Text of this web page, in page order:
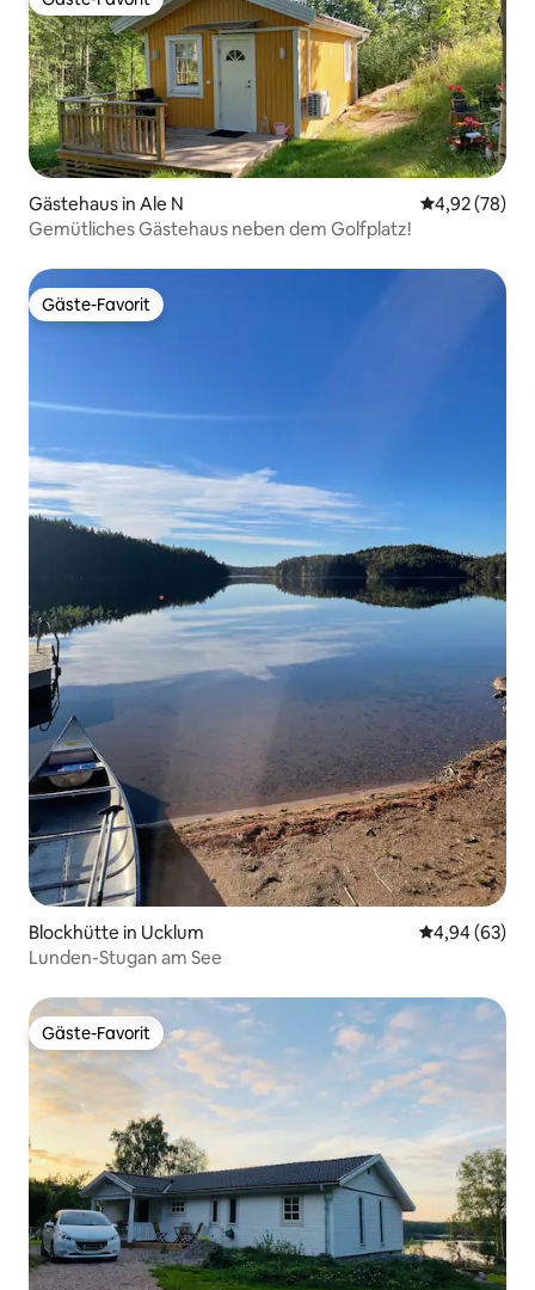
Gäste-Favorit
Gästehaus in Ale N
4,92 (78)
Gemütliches Gästehaus neben dem Golfplatz!
Gäste-Favorit
Gäste-Favorit
Blockhütte in Ucklum
4,94 (63)
Lunden-Stugan am See
Gäste-Favorit
Gäste-Favorit